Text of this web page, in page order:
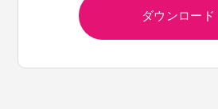
ダウンロード